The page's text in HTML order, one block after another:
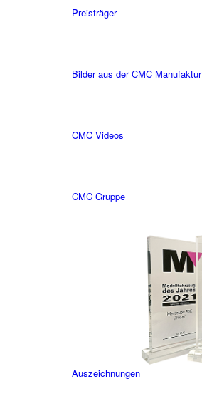
Preisträger
Bilder aus der CMC Manufaktur
CMC Videos
CMC Gruppe
Auszeichnungen